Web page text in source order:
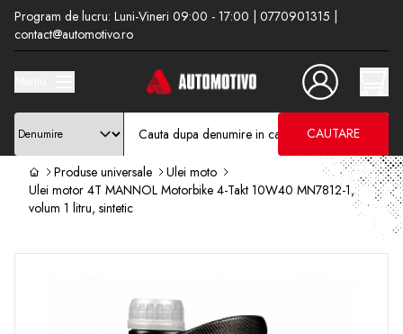
Program de lucru: Luni-Vineri 09:00 - 17:00 | 0770901315 |
contact@automotivo.ro
CAUTARE
Produse universale
Ulei moto
Ulei motor 4T MANNOL Motorbike 4-Takt 10W40 MN7812-1,
volum 1 litru, sintetic